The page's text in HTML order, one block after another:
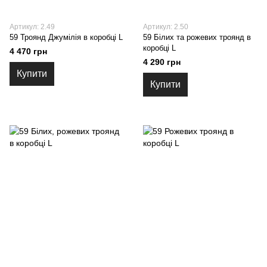
Артикул: 2.49
59 Троянд Джумілія в коробці L
4 470 грн
Купити
Артикул: 2.50
59 Білих та рожевих троянд в
коробці L
4 290 грн
Купити